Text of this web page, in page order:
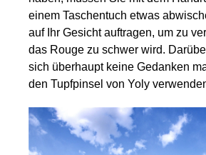
einem Taschentuch etwas
auf Ihr Gesicht auftragen, um zu
das Rouge zu schwer wird.
sich überhaupt keine Gedanken
den Tupfpinsel von Yoly